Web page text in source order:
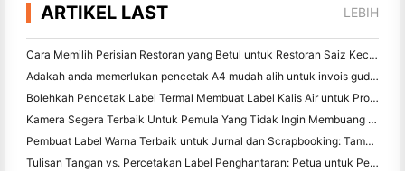
ARTIKEL LAST LEBIH
Cara Memilih Perisian Restoran yang Betul untuk Restoran Saiz Kecil atau Pertengahan Anda
Adakah anda memerlukan pencetak A4 mudah alih untuk invois gudang? Apa yang sebenarnya berfungsi
Bolehkah Pencetak Label Termal Membuat Label Kalis Air untuk Produk Perniagaan Kecil?
Kamera Segera Terbaik Untuk Pemula Yang Tidak Ingin Membuang Kertas
Pembuat Label Warna Terbaik untuk Jurnal dan Scrapbooking: Tambah Lebih Banyak Warna ke Setiap Halaman
Tulisan Tangan vs. Percetakan Label Penghantaran: Petua untuk Perniagaan Kecil pada 2026